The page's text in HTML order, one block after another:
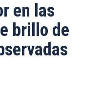
en las
brillo de